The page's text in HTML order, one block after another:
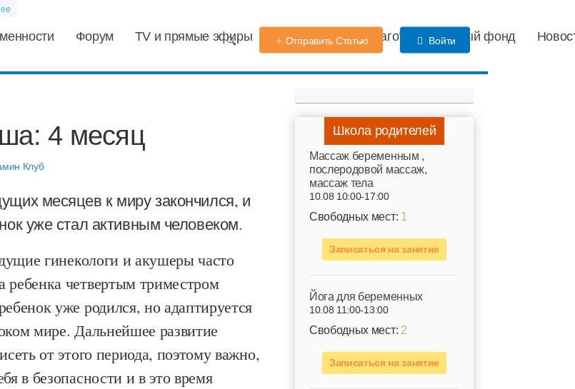
Форум TV и прямые эфиры Детский сад Благотворительный фонд
Отправить Статью Войти
4 месяц
Клуб
месяцев к миру закончился, и
уже стал активным человеком.
гинекологи и акушеры часто
четвертым триместром
уже родился, но адаптируется
мире. Дальнейшее развитие
от этого периода, поэтому важно,
в безопасности и в это время
Школа родителей
Mассаж беременным ,
послеродовой массаж,
массаж тела
10.08 10:00-17:00
Свободных мест: 1
Записаться на занятие
Йога для беременных
10.08 11:00-13:00
Свободных мест: 2
Записаться на занятие